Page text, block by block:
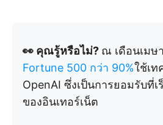
👀 คุณรู้หรือไม่? ณ เดือนเมษ
Fortune 500 กว่า 90%ใช้เท
OpenAI ซึ่งเป็นการยอมรับที่เ
ของอินเทอร์เน็ต